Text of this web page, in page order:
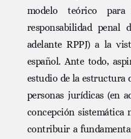
modelo teórico
responsabilidad penal
adelante RPPJ) a la
español. Ante todo,
estudio de la estructura
personas jurídicas (en
concepción sistemática
contribuir a